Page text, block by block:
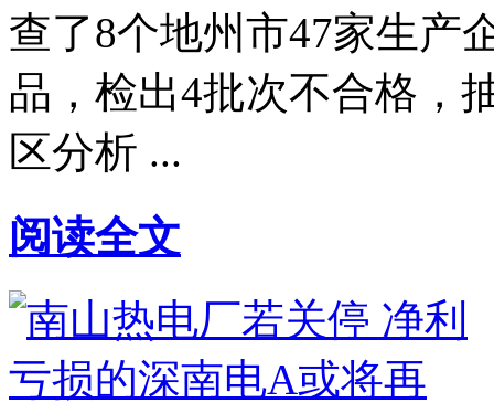
查了8个地州市47家生产
品，检出4批次不合格，
区分析 ...
阅读全文